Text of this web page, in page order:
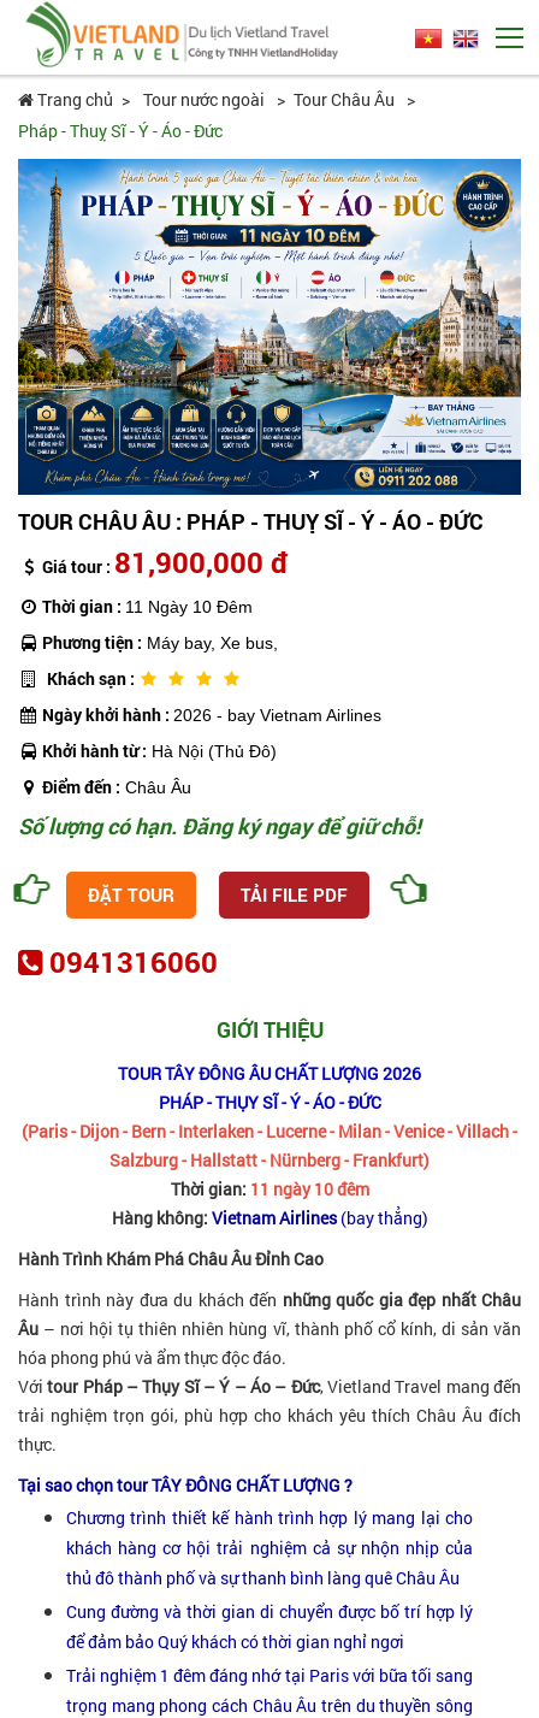
Trang chủ Tour nước ngoài
Tour Châu Âu
Pháp - Thuỵ Sĩ - Ý - Áo - Đức
TOUR CHÂU ÂU : PHÁP - THUỴ SĨ - Ý - ÁO - ĐỨC
Giá tour : 81,900,000 đ
Thời gian : 11 Ngày 10 Đêm
Phương tiện : Máy bay, Xe bus,
Khách sạn :
Ngày khởi hành : 2026 - bay Vietnam Airlines
Khởi hành từ : Hà Nội (Thủ Đô)
Điểm đến : Châu Âu
Số lượng có hạn. Đăng ký ngay để giữ chỗ!
ĐẶT TOUR TẢI FILE PDF
0941316060
GIỚI THIỆU
TOUR TÂY ĐÔNG ÂU CHẤT LƯỢNG 2026
PHÁP - THỤY SĨ - Ý - ÁO - ĐỨC
(Paris - Dijon - Bern - Interlaken - Lucerne - Milan - Venice - Villach -
Salzburg - Hallstatt - Nürnberg - Frankfurt)
Thời gian: 11 ngày 10 đêm
Hàng không: Vietnam Airlines(bay thẳng)
Hành Trình Khám Phá Châu Âu Đỉnh Cao
Hành trình này đưa du khách đến những quốc gia đẹp nhất Châu
Âu – nơi hội tụ thiên nhiên hùng vĩ, thành phố cổ kính, di sản văn
hóa phong phú và ẩm thực độc đáo.
Vớitour Pháp – Thụy Sĩ – Ý – Áo – Đức, Vietland Travel mang đến
trải nghiệm trọn gói, phù hợp cho khách yêu thích Châu Âu đích
thực.
Tại sao chọn tour TÂY ĐÔNG CHẤT LƯỢNG ?
Chương trình thiết kế hành trình hợp lý mang lại cho
khách hàng cơ hội trải nghiệm cả sự nhộn nhịp của
thủ đô thành phố và sự thanh bình làng quê Châu Âu
Cung đường và thời gian di chuyển được bố trí hợp lý
để đảm bảo Quý khách có thời gian nghỉ ngơi
Trải nghiệm 1 đêm đáng nhớ tại Paris với bữa tối sang
trọng mang phong cách Châu Âu trên du thuyền sông